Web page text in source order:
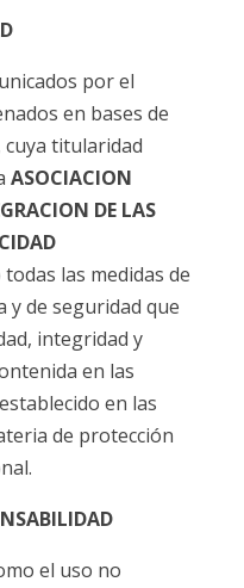
por el
en bases de
titularidad
ASOCIACION
DE LAS
las medidas de
y de seguridad que
integridad y
en las
en las
de protección
el uso no